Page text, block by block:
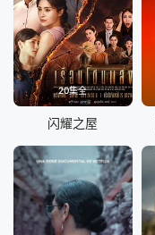
20集全
闪耀之屋